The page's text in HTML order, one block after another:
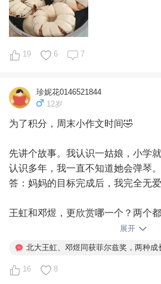
语文和英语算是正常发挥，数
他所有的科目就担心数学做不完，
处都看错题目，两处啊，眼睛看到
两个东西，你就说邪不邪乎？直到
求离心率，他想的却是求方程，唉
了。另外，19题第二小问，出了考
效应，但考试瞬间没有想到，出了
总之啊总之，高考对于真正的
还是高分，但对于小宋这样的娃来
了，运气一个是试卷难易与自己的
而不是出了考场才想出来方法。这
非常厉害的孩子，也没考出平时的
多，踩着线进了清华强基，最惨的
多，他很坦然的接受了这个结果，
的确是，烦恼算个屁，过好当下的
洗衣服。
唉，中年女人的悲哀莫过于此。连
今早，把昨晚孩子们换下来的衣服
然后又马不停蹄地开始弄甜甜圈🍩
超级喜欢吃。
昨天下午做的，一人两个、三个，
今天第二次做，明显比昨天包的好
19 6 7
珍妮花0146521844
12岁
为了积分，周末小作文时间🤣
先讲个故事。我认识一姑娘，小学
认识多年，我一直不知道她会弹琴
答：妈妈的目标完成后，我完全无爱
王虹和邓煜，更欣赏哪一个？两个
我可能会更羡慕王虹的父母。
人固然对数学有天赋且热爱。但，
展开
北大王虹、邓煜同获菲尔兹奖，两种成
16 8